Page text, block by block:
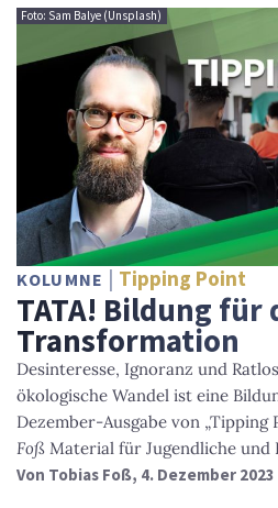
Foto: Sam Balye (Unsplash)
KOLUMNE Tipping Point
TATA! Bildung für
Transformation
Desinteresse, Ignoranz und
ökologische Wandel ist eine
Dezember-Ausgabe von „Tipping
Foß Material für Jugendliche und
Von Tobias Foß, 4. Dezember 2023